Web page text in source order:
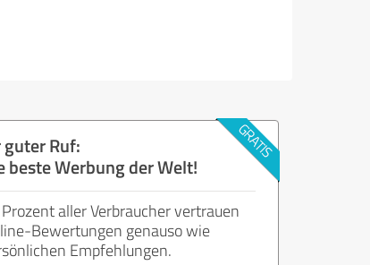
guter Ruf:
beste Werbung der Welt!
aller Verbraucher vertrauen
Bewertungen genauso wie
Empfehlungen.